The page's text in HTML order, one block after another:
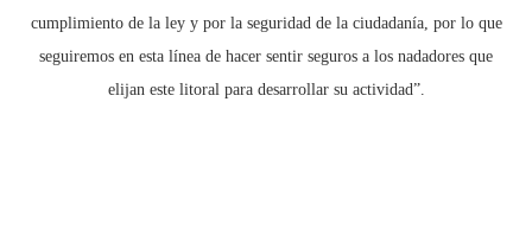
cumplimiento de la ley y por la seguridad de la ciudadanía, por lo que
seguiremos en esta línea de hacer sentir seguros a los nadadores que
elijan este litoral para desarrollar su actividad”.